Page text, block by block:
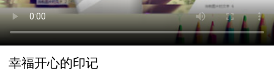
幸福开心的印记